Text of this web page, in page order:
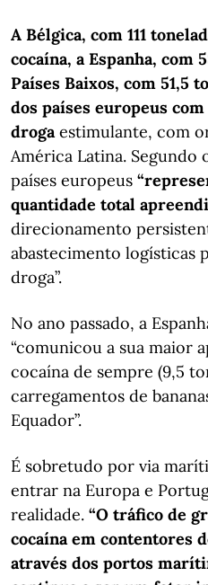
A Bélgica, com 111
cocaína, a Espanha, com
Países Baixos, com 51,5
dos países europeus
droga estimulante, com
América Latina.
países europeus
quantidade total
direcionamento
abastecimento logísticas
droga”.
No ano passado, a
“comunicou a sua maior
cocaína de sempre (9,5
carregamentos de
Equador”.
É sobretudo por via
entrar na Europa e
realidade. “O tráfico de
cocaína em contentores
através dos portos